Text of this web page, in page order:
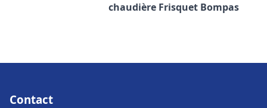
chaudière Frisquet Bompas
Contact